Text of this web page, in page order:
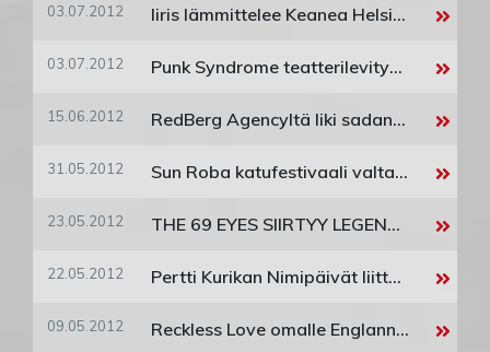
03.07.2012 Iiris lämmittelee Keanea Helsingissä!
03.07.2012 Punk Syndrome teatterilevitykseen Britteihin!
15.06.2012 RedBerg Agencyltä liki sadan keikan kesäkattaus!
31.05.2012 Sun Roba katufestivaali valtaa Roban
23.05.2012 THE 69 EYES SIIRTYY LEGENDAARISELLE RCA-LEVYMERKILLE UUSI ALBUMI JULKAISTAAN SYKSYLLÄ
22.05.2012 Pertti Kurikan Nimipäivät liittyi RedBergin perheeseen!
09.05.2012 Reckless Love omalle Englannin kiertueelleen lokakuussa! Reckless Love on ehdolla The Kerrang! Awardseissa 2012 Vuoden kansainvälinen tulokas -kategoriassa!